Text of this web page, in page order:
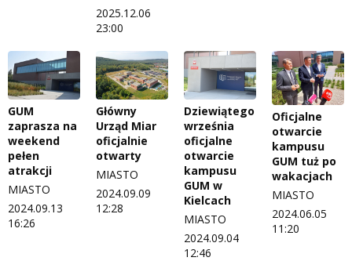
2025.12.06
23:00
GUM
zaprasza na
weekend
pełen
atrakcji
MIASTO
2024.09.13
16:26
Główny
Urząd Miar
oficjalnie
otwarty
MIASTO
2024.09.09
12:28
Dziewiątego
września
oficjalne
otwarcie
kampusu
GUM w
Kielcach
MIASTO
2024.09.04
12:46
Oficjalne
otwarcie
kampusu
GUM tuż po
wakacjach
MIASTO
2024.06.05
11:20